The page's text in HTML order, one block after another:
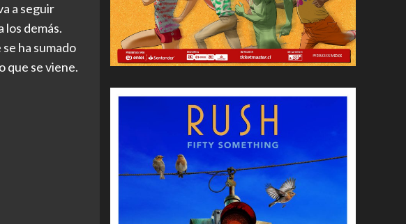
a seguir
los demás.
ha sumado
que se viene.